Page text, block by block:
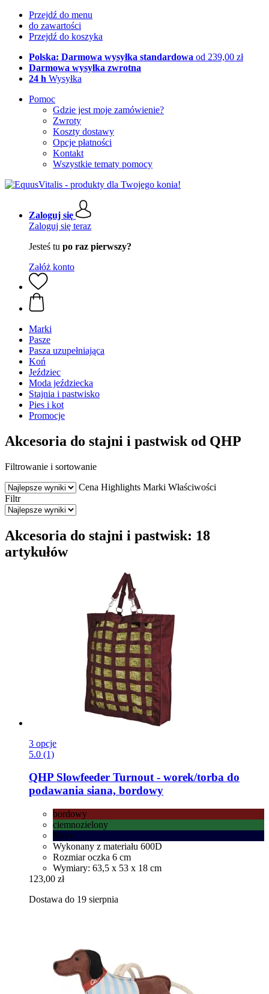
Przejdź do menu
do zawartości
Przejdź do koszyka
Polska: Darmowa wysyłka standardowa od 239,00 zł
Darmowa wysyłka zwrotna
24 h Wysyłka
Pomoc
Gdzie jest moje zamówienie?
Zwroty
Koszty dostawy
Opcje płatności
Kontakt
Wszystkie tematy pomocy
Zaloguj się
Zaloguj się teraz
Jesteś tu po raz pierwszy?
Załóż konto
Marki
Pasze
Pasza uzupełniająca
Koń
Jeździec
Moda jeździecka
Stajnia i pastwisko
Pies i kot
Promocje
Akcesoria do stajni i pastwisk od QHP
Filtrowanie i sortowanie
Cena Highlights Marki Właściwości
Filtr
Akcesoria do stajni i pastwisk: 18
artykułów
3 opcje
5.0 (1)
QHP Slowfeeder Turnout -​ worek/torba do
podawania siana, bordowy
bordowy
ciemnozielony
Navy
Wykonany z materiału 600D
Rozmiar oczka 6 cm
Wymiary: 63,5 x 53 x 18 cm
123,00 zł
Dostawa do 19 sierpnia